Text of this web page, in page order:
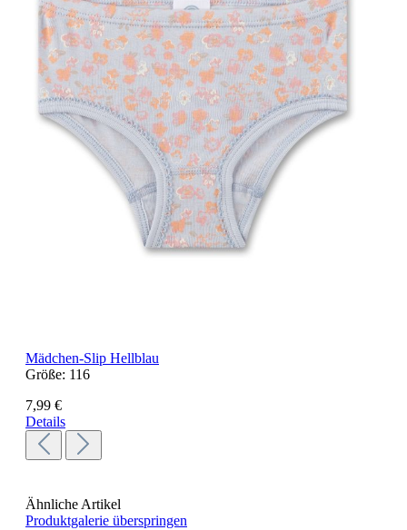
Mädchen-Slip Hellblau
Größe: 116
7,99 €
Details
Ähnliche Artikel
Produktgalerie überspringen